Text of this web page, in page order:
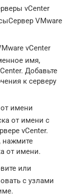
vCenter
VMware
vCenter
имя,
Добавьте
к серверу
имени
от имени с
vCenter.
нажмите
от имени.
или
с узлами